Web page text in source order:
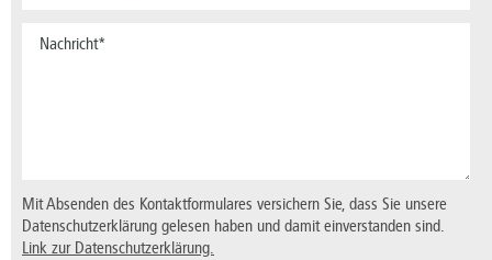
Mit Absenden des Kontaktformulares versichern Sie, dass Sie unsere
Datenschutzerklärung gelesen haben und damit einverstanden sind.
Link zur Datenschutzerklärung.